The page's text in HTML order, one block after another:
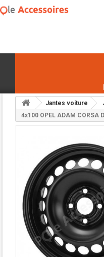
Jantes voiture
4x100 OPEL ADAM CORSA